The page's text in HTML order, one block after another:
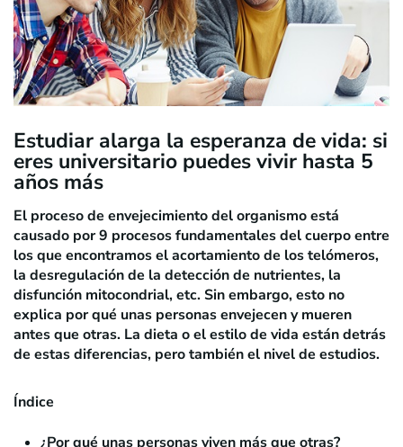
Estudiar alarga la esperanza de vida: si
eres universitario puedes vivir hasta 5
años más
El proceso de envejecimiento del organismo está
causado por 9 procesos fundamentales del cuerpo entre
los que encontramosel acortamiento de los telómeros,
la desregulación de la detección de nutrientes, la
disfunción mitocondrial, etc. Sin embargo, esto no
explica por qué unas personas envejecen y mueren
antes que otras. La dieta o el estilo de vida están detrás
de estas diferencias, pero también el nivel de estudios.
Índice
¿Por qué unas personas viven más que otras?